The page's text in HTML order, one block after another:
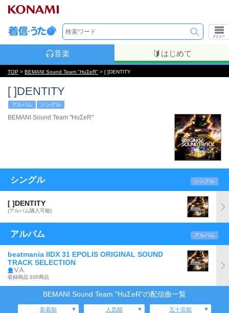
メニュー
音楽 はじめて
TOP > BEMANI Sound Team "HuΣeR" > [ ]DENTITY
[ ]DENTITY
アルバム シングル
BEMANI Sound Team "HuΣeR"
シングル シングル
[ ]DENTITY
(アルバム購入可能)
アルバム アルバム
beatmania IIDX 31 EPOLIS ORIGINAL SOUND
TRACK SELECTION
V.A.
収録商品:100商品
BEMANI Sound Team "HuΣeR"の配信曲一覧
新着順 人気順 五十音順